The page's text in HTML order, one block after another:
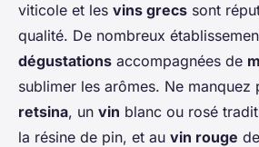
viticole et les vins grecs sont
qualité. De nombreux
dégustations accompagnées de
sublimer les arômes. Ne manquez
retsina, un vin blanc ou rosé
la résine de pin, et au vin rouge